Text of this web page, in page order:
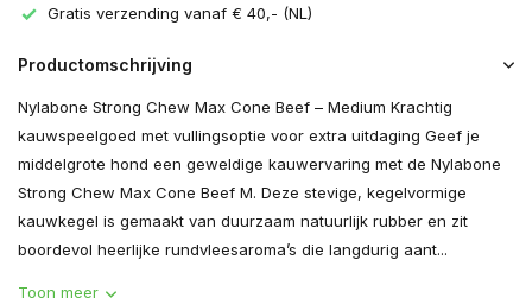
Gratis verzending vanaf € 40,- (NL)
Productomschrijving
Nylabone Strong Chew Max Cone Beef – Medium Krachtig
kauwspeelgoed met vullingsoptie voor extra uitdaging Geef je
middelgrote hond een geweldige kauwervaring met de Nylabone
Strong Chew Max Cone Beef M. Deze stevige, kegelvormige
kauwkegel is gemaakt van duurzaam natuurlijk rubber en zit
boordevol heerlijke rundvleesaroma’s die langdurig aant...
Toon meer